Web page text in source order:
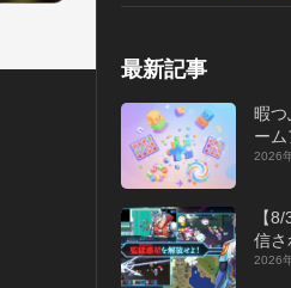
最新記事
暇つ
ー
オフ
2026
【
信さ
ゲー
2026